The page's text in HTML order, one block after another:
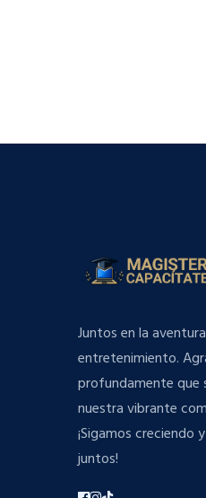
Juntos en la
entretenimiento.
profundamente que
nuestra vibrante
¡Sigamos creciendo
juntos!